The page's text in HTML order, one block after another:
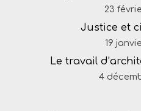
23
Justice et
19
Le travail
4